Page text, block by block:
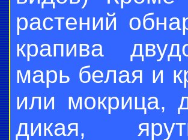
растений
крапива
марь белая и
или мокрица,
дикая,